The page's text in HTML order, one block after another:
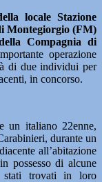
locale Stazione
Montegiorgio (FM)
Compagnia di
operazione
di due individui per
in concorso.
un italiano 22enne,
durante un
all’abitazione
possesso di alcune
stati trovati in loro